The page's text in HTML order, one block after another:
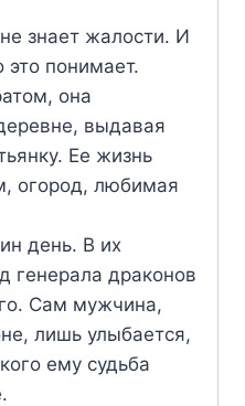
знает жалости. И
это понимает.
она
выдавая
Ее жизнь
огород, любимая
день. В их
генерала драконов
Сам мужчина,
лишь улыбается,
ему судьба